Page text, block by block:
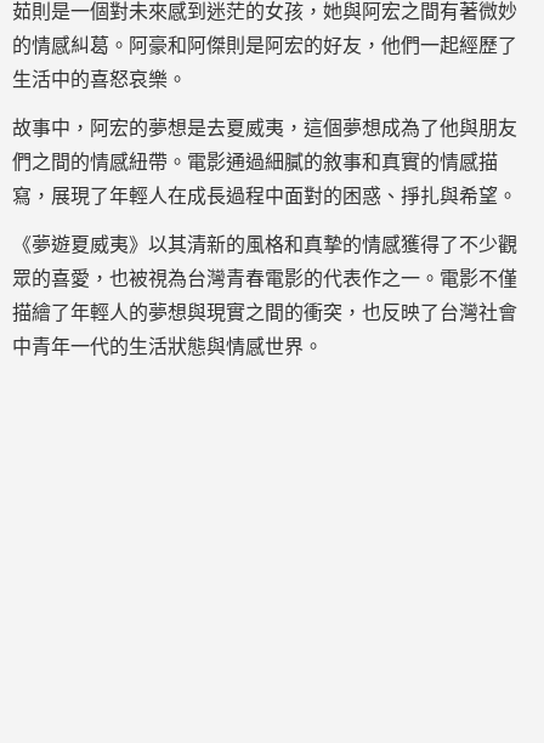
茹則是一個對未來感到迷茫的女孩，她與阿宏之間有著微妙
的情感糾葛。阿豪和阿傑則是阿宏的好友，他們一起經歷了
生活中的喜怒哀樂。
故事中，阿宏的夢想是去夏威夷，這個夢想成為了他與朋友
們之間的情感紐帶。電影通過細膩的敘事和真實的情感描
寫，展現了年輕人在成長過程中面對的困惑、掙扎與希望。
《夢遊夏威夷》以其清新的風格和真摯的情感獲得了不少觀
眾的喜愛，也被視為台灣青春電影的代表作之一。電影不僅
描繪了年輕人的夢想與現實之間的衝突，也反映了台灣社會
中青年一代的生活狀態與情感世界。